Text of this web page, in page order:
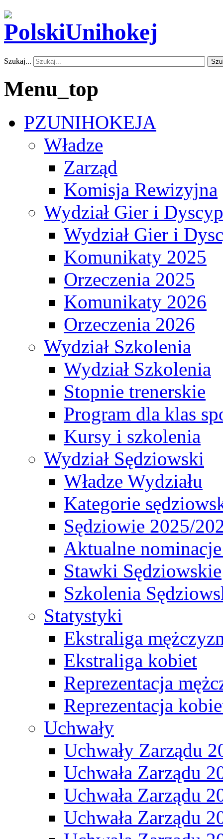
Szukaj...
Menu_top
PZUNIHOKEJA
Władze
Zarząd
Komisja Rewizyjna
Wydział Gier i
Wydział Gier i
Komunikaty 2025
Orzeczenia 2025
Komunikaty 2026
Orzeczenia 2026
Wydział Szkolenia
Wydział Szkolenia
Stopnie trenerskie
Program dla klas
Kursy i szkolenia
Wydział Sędziowski
Władze Wydziału
Kategorie
Sędziowie 2025/
Aktualne
Stawki Sędziowskie
Szkolenia
Statystyki
Ekstraliga
Ekstraliga kobiet
Reprezentacja
Reprezentacja
Uchwały
Uchwały Zarządu
Uchwała Zarządu
Uchwała Zarządu
Uchwała Zarządu